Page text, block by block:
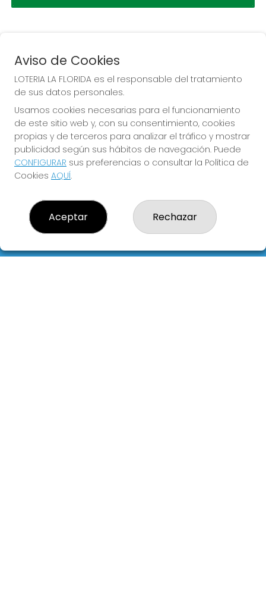
COMPRA EN LOTERIA LA
FLORIDA
Y QUE LAS MEIGAS TE
Aviso de Cookies
LOTERIA LA FLORIDA es el responsable del tratamiento
de sus datos personales.
Usamos cookies necesarias para el funcionamiento
de este sitio web y, con su consentimiento, cookies
propias y de terceros para analizar el tráfico y mostrar
publicidad según sus hábitos de navegación. Puede
CONFIGURAR sus preferencias o consultar la Política de
Cookies AQUÍ.
Aceptar Rechazar